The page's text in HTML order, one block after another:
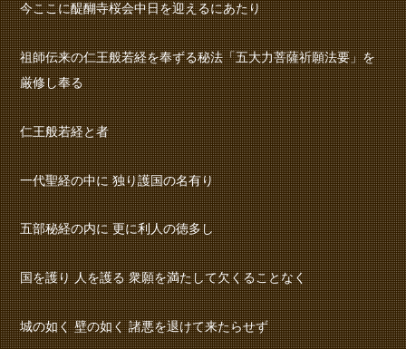
今ここに醍醐寺桜会中日を迎えるにあたり
祖師伝来の仁王般若経を奉ずる秘法「五大力菩薩祈願法要」を
厳修し奉る
仁王般若経と者
一代聖経の中に 独り護国の名有り
五部秘経の内に 更に利人の徳多し
国を護り 人を護る 衆願を満たして欠くることなく
城の如く 壁の如く 諸悪を退けて来たらせず